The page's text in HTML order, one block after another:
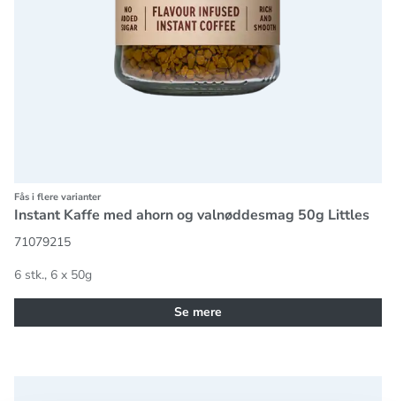
Fås i flere varianter
Instant Kaffe med ahorn og valnøddesmag 50g Littles
71079215
6 stk., 6 x 50g
Se mere